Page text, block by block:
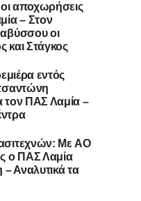
οι αποχωρήσεις
– Στον
οι
και Στάγκος
εντός
τον ΠΑΣ Λαμία –
Με AO
ο ΠΑΣ Λαμία
Αναλυτικά τα